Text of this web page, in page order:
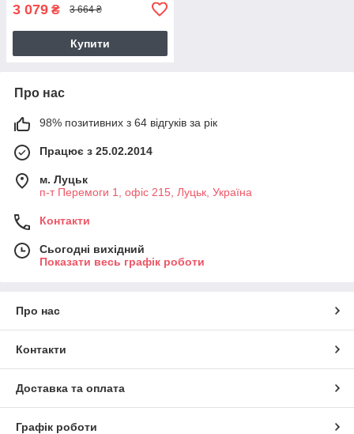
3 079 ₴ 3 664 ₴
Купити
Про нас
98% позитивних з 64 відгуків за рік
Працює з 25.02.2014
м. Луцьк
п-т Перемоги 1, офіс 215, Луцьк, Україна
Контакти
Сьогодні вихідний
Показати весь графік роботи
Про нас
Контакти
Доставка та оплата
Графік роботи